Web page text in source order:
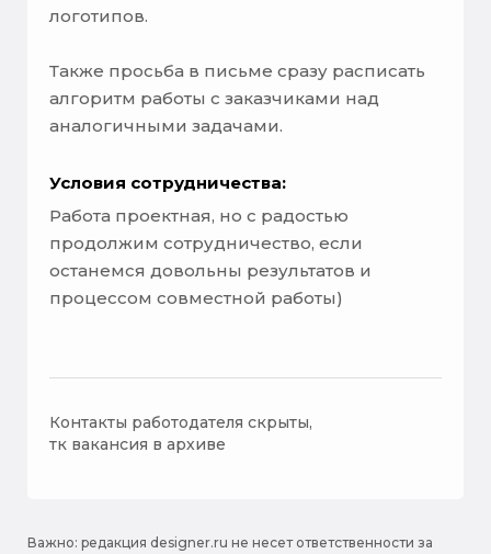
логотипов.
Также просьба в письме сразу расписать
алгоритм работы с заказчиками над
аналогичными задачами.
Условия сотрудничества:
Работа проектная, но с радостью
продолжим сотрудничество, если
останемся довольны результатов и
процессом совместной работы)
Контакты работодателя скрыты,
тк вакансия в архиве
Важно: pедакция designer.ru не несет ответственности за